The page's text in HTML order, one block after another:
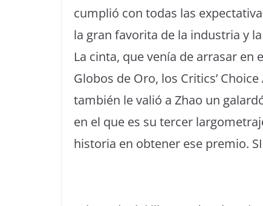
cumplió con todas las
la gran favorita de la industria y
La cinta, que venía de arrasar en
Globos de Oro, los Critics’
también le valió a Zhao un
en el que es su tercer
historia en obtener ese premio.